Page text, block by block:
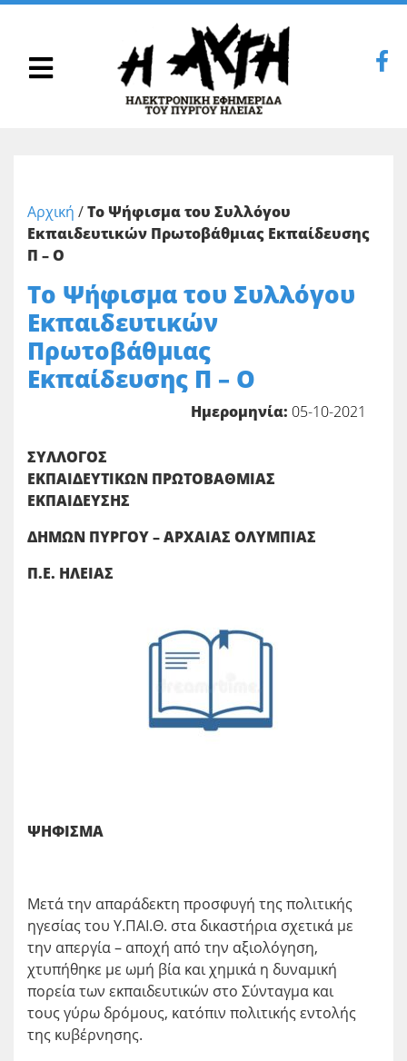
Αρχική /Το Ψήφισμα του Συλλόγου
Εκπαιδευτικών Πρωτοβάθμιας Εκπαίδευσης
Π – Ο
Το Ψήφισμα του Συλλόγου
Εκπαιδευτικών
Πρωτοβάθμιας
Εκπαίδευσης Π – Ο
Ημερομηνία: 05-10-2021
ΣΥΛΛΟΓΟΣ
ΕΚΠΑΙΔΕΥΤΙΚΩΝ ΠΡΩΤΟΒΑΘΜΙΑΣ
ΕΚΠΑΙΔΕΥΣΗΣ
ΔΗΜΩΝ ΠΥΡΓΟΥ – ΑΡΧΑΙΑΣ ΟΛΥΜΠΙΑΣ
Π.Ε. ΗΛΕΙΑΣ
ΨΗΦΙΣΜΑ
Μετά την απαράδεκτη προσφυγή της πολιτικής
ηγεσίας του Υ.ΠΑΙ.Θ. στα δικαστήρια σχετικά με
την απεργία – αποχή από την αξιολόγηση,
χτυπήθηκε με ωμή βία και χημικά η δυναμική
πορεία των εκπαιδευτικών στο Σύνταγμα και
τους γύρω δρόμους, κατόπιν πολιτικής εντολής
της κυβέρνησης.